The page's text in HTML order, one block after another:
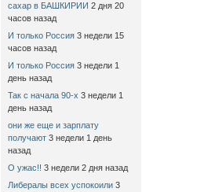
сахар в БАШКИРИИ 2 дня 20
часов назад
И только Россия 3 недели 15
часов назад
И только Россия 3 недели 1
день назад
Так с начала 90-х 3 недели 1
день назад
они же еще и зарплату
получают 3 недели 1 день
назад
О ужас!! 3 недели 2 дня назад
Либералы всех успокоили 3